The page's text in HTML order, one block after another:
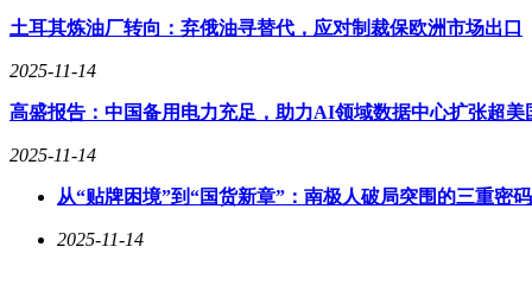
土耳其炼油厂转向：弃俄油寻替代，应对制裁保欧洲市场出口
2025-11-14
高盛报告：中国备用电力充足，助力AI领域数据中心扩张超美
2025-11-14
从“贴牌困境”到“国货新章”：南极人破局突围的三重密码
2025-11-14